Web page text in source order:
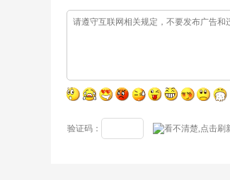
验证码：